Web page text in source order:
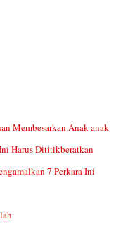
Membesarkan Anak-anak
Harus Dititikberatkan
7 Perkara Ini